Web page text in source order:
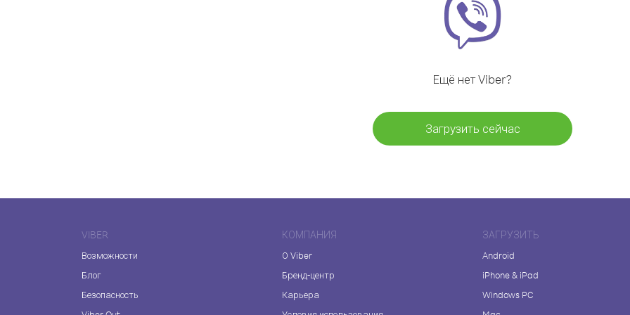
Ещё нет Viber?
Загрузить сейчас
VIBER
Возможности
Блог
Безопасность
КОМПАНИЯ
О Viber
Бренд-центр
Карьера
ЗАГРУЗИТЬ
Android
iPhone & iPad
Windows PC